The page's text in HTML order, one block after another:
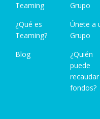
Teaming
¿Qué es
Teaming?
Blog
Grupo
Únete a
Grupo
¿Quién
puede
recaudar
fondos?